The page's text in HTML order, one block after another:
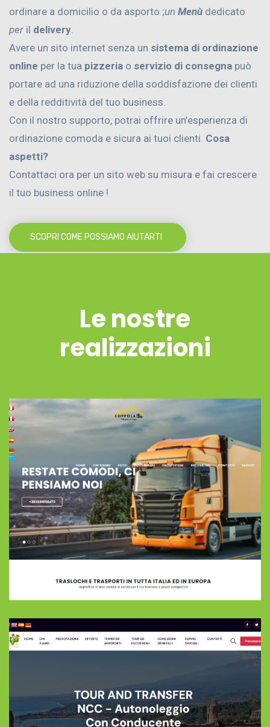
ordinare a domicilio o da asporto ;un Menù dedicato
per il delivery
Avere un sito internet senza un sistema di ordinazione
online per la tua pizzeria o servizio di consegna può
portare ad una riduzione della soddisfazione dei clienti
e della redditività del tuo business.
Con il nostro supporto, potrai offrire un’esperienza di
ordinazione comoda e sicura ai tuoi clienti. Cosa
aspetti?
Contattaci ora per un sito web su misura e fai crescere
il tuo business online !
SCOPRI COME POSSIAMO AIUTARTI
Le nostre
realizzazioni